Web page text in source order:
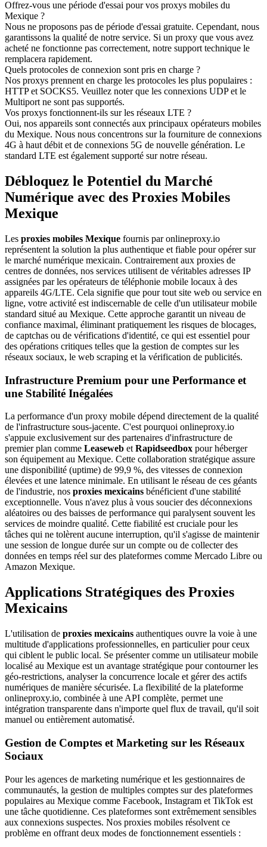
Offrez-vous une période d'essai pour vos proxys mobiles du
Mexique ?
Nous ne proposons pas de période d'essai gratuite. Cependant, nous
garantissons la qualité de notre service. Si un proxy que vous avez
acheté ne fonctionne pas correctement, notre support technique le
remplacera rapidement.
Quels protocoles de connexion sont pris en charge ?
Nos proxys prennent en charge les protocoles les plus populaires :
HTTP et SOCKS5. Veuillez noter que les connexions UDP et le
Multiport ne sont pas supportés.
Vos proxys fonctionnent-ils sur les réseaux LTE ?
Oui, nos appareils sont connectés aux principaux opérateurs mobiles
du Mexique. Nous nous concentrons sur la fourniture de connexions
4G à haut débit et de connexions 5G de nouvelle génération. Le
standard LTE est également supporté sur notre réseau.
Débloquez le Potentiel du Marché
Numérique avec des Proxies Mobiles
Mexique
Les proxies mobiles Mexique fournis par onlineproxy.io
représentent la solution la plus authentique et fiable pour opérer sur
le marché numérique mexicain. Contrairement aux proxies de
centres de données, nos services utilisent de véritables adresses IP
assignées par les opérateurs de téléphonie mobile locaux à des
appareils 4G/LTE. Cela signifie que pour tout site web ou service en
ligne, votre activité est indiscernable de celle d'un utilisateur mobile
standard situé au Mexique. Cette approche garantit un niveau de
confiance maximal, éliminant pratiquement les risques de blocages,
de captchas ou de vérifications d'identité, ce qui est essentiel pour
des opérations critiques telles que la gestion de comptes sur les
réseaux sociaux, le web scraping et la vérification de publicités.
Infrastructure Premium pour une Performance et
une Stabilité Inégalées
La performance d'un proxy mobile dépend directement de la qualité
de l'infrastructure sous-jacente. C'est pourquoi onlineproxy.io
s'appuie exclusivement sur des partenaires d'infrastructure de
premier plan comme Leaseweb etRapidseedbox pour héberger
son équipement au Mexique. Cette collaboration stratégique assure
une disponibilité (uptime) de 99,9 %, des vitesses de connexion
élevées et une latence minimale. En utilisant le réseau de ces géants
de l'industrie, nos proxies mexicains bénéficient d'une stabilité
exceptionnelle. Vous n'avez plus à vous soucier des déconnexions
aléatoires ou des baisses de performance qui paralysent souvent les
services de moindre qualité. Cette fiabilité est cruciale pour les
tâches qui ne tolèrent aucune interruption, qu'il s'agisse de maintenir
une session de longue durée sur un compte ou de collecter des
données en temps réel sur des plateformes comme Mercado Libre ou
Amazon Mexique.
Applications Stratégiques des Proxies
Mexicains
L'utilisation de proxies mexicains authentiques ouvre la voie à une
multitude d'applications professionnelles, en particulier pour ceux
qui ciblent le public local. Se présenter comme un utilisateur mobile
localisé au Mexique est un avantage stratégique pour contourner les
géo-restrictions, analyser la concurrence locale et gérer des actifs
numériques de manière sécurisée. La flexibilité de la plateforme
onlineproxy.io, combinée à une API complète, permet une
intégration transparente dans n'importe quel flux de travail, qu'il soit
manuel ou entièrement automatisé.
Gestion de Comptes et Marketing sur les Réseaux
Sociaux
Pour les agences de marketing numérique et les gestionnaires de
communautés, la gestion de multiples comptes sur des plateformes
populaires au Mexique comme Facebook, Instagram et TikTok est
une tâche quotidienne. Ces plateformes sont extrêmement sensibles
aux connexions suspectes. Nos proxies mobiles résolvent ce
problème en offrant deux modes de fonctionnement essentiels :